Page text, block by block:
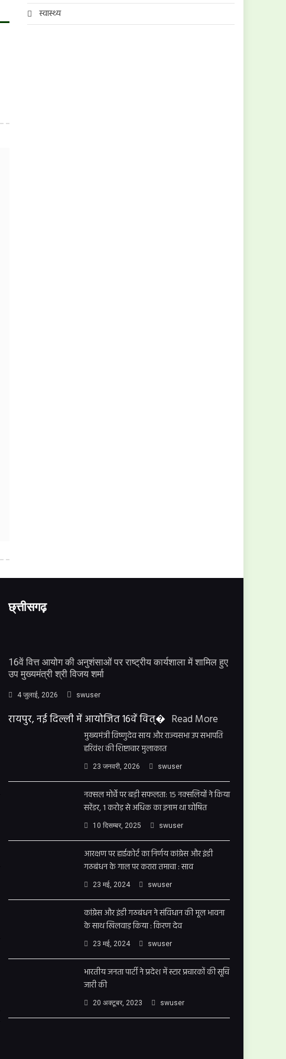
स्वास्थ्य
छ्त्तीसगढ़
16वें वित्त आयोग की अनुशंसाओं पर राष्ट्रीय कार्यशाला में शामिल हुए
उप मुख्यमंत्री श्री विजय शर्मा
4 जुलाई, 2026 swuser
रायपुर, नई दिल्ली में आयोजित 16वें वित्� Read More
मुख्यमंत्री विष्णुदेव साय और राज्यसभा उप सभापति
हरिवंश की शिष्टाचार मुलाकात
23 जनवरी, 2026 swuser
नक्सल मोर्चे पर बड़ी सफलता: 15 नक्सलियों ने किया
सरेंडर, 1 करोड़ से अधिक का इनाम था घोषित
10 दिसम्बर, 2025 swuser
आरक्षण पर हाईकोर्ट का निर्णय कांग्रेस और इंडी
गठबंधन के गाल पर करारा तमाचा : साव
23 मई, 2024 swuser
कांग्रेस और इंडी गठबंधन ने संविधान की मूल भावना
के साथ खिलवाड़ किया : किरण देव
23 मई, 2024 swuser
भारतीय जनता पार्टी ने प्रदेश में स्टार प्रचारकों की सूचि
जारी की
20 अक्टूबर, 2023 swuser